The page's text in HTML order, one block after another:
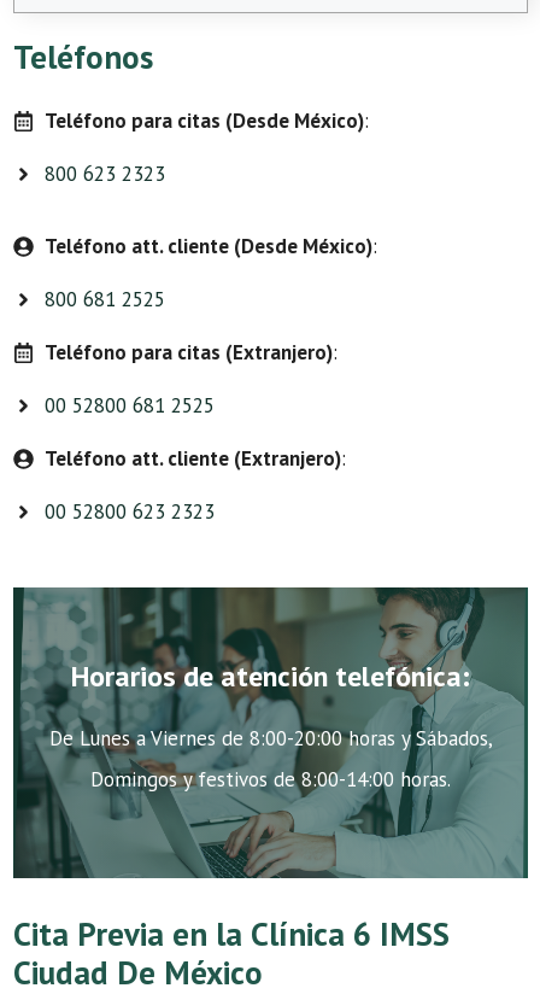
Teléfonos
Teléfono para citas (Desde México):
800 623 2323
Teléfono att. cliente (Desde México):
800 681 2525
Teléfono para citas (Extranjero):
00 52800 681 2525
Teléfono att. cliente (Extranjero):
00 52800 623 2323
Horarios de atención telefónica:
De Lunes a Viernes de 8:00-20:00 horas y Sábados,
Domingos y festivos de 8:00-14:00 horas.
Cita Previa en la Clínica 6 IMSS
Ciudad De México